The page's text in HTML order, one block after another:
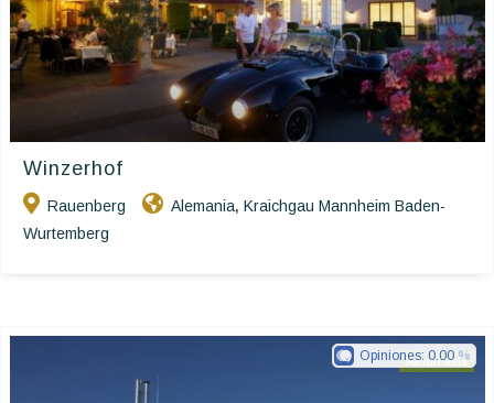
Winzerhof
Rauenberg Alemania, Kraichgau Mannheim Baden-
Wurtemberg
Ringhotels
Opiniones: 0.00